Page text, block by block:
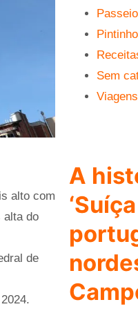
alto com
alta do
de
Sem
Viagens
A